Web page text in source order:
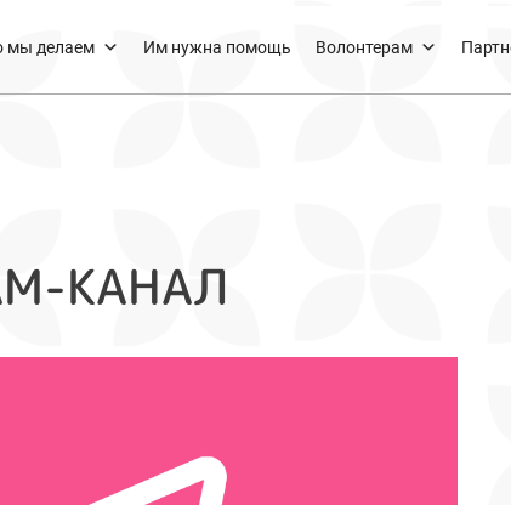
мы делаем Им нужна помощь Волонтерам
КАНАЛ